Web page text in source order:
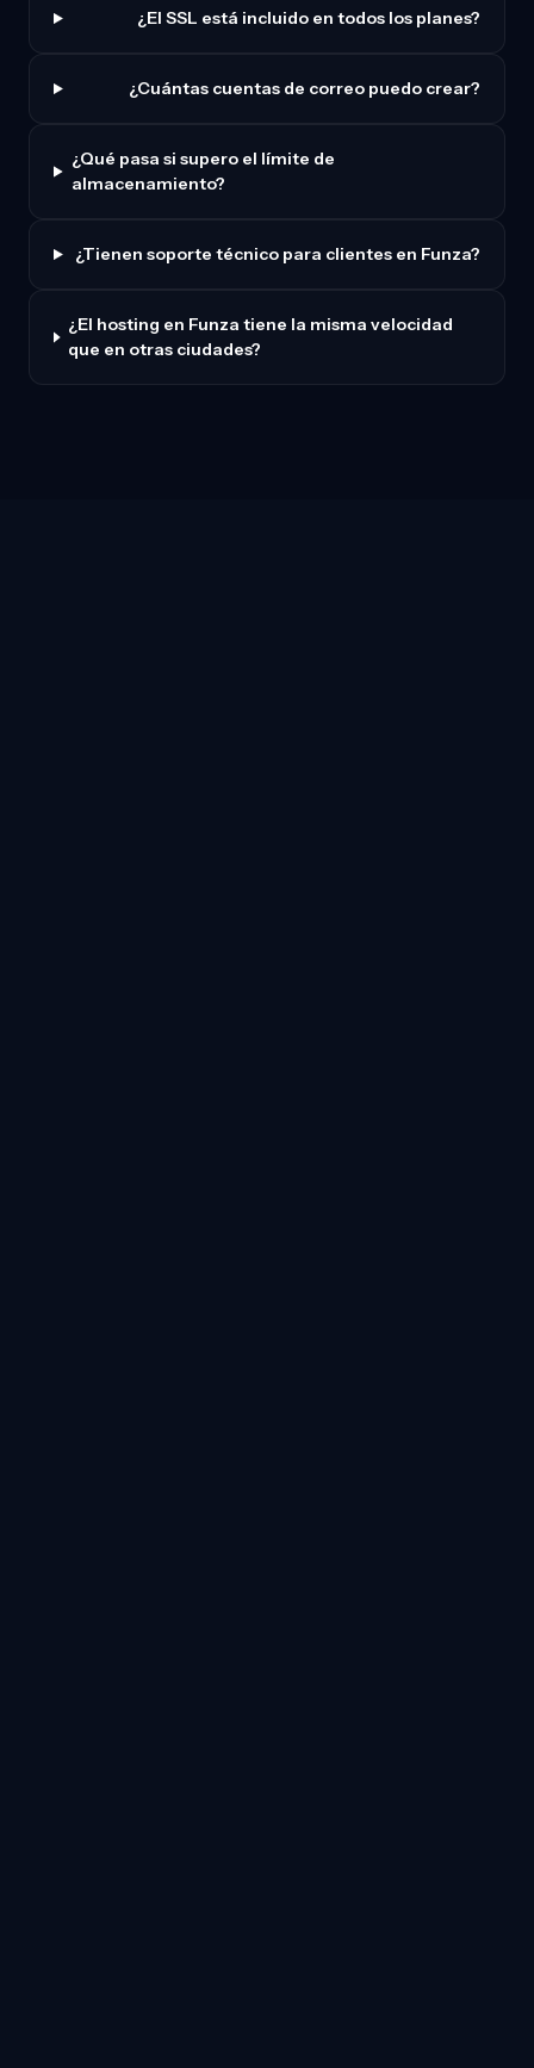
¿El SSL está incluido en todos los planes?
¿Cuántas cuentas de correo puedo crear?
¿Qué pasa si supero el límite de
almacenamiento?
¿Tienen soporte técnico para clientes en Funza?
¿El hosting en Funza tiene la misma velocidad
que en otras ciudades?